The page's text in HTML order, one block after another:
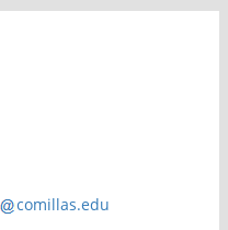
comillas.edu